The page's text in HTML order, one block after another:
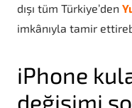
dışı tüm Türkiye’den
imkânıyla tamir
iPhone
değişimi